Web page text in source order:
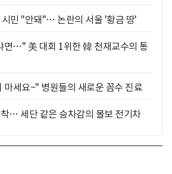
민 "안돼"… 논란의 서울 '황금 땅'
면…" 美 대회 1위한 韓 천재교수의 통
마세요~" 병원들의 새로운 꼼수 진료
… 세단 같은 승차감의 볼보 전기차